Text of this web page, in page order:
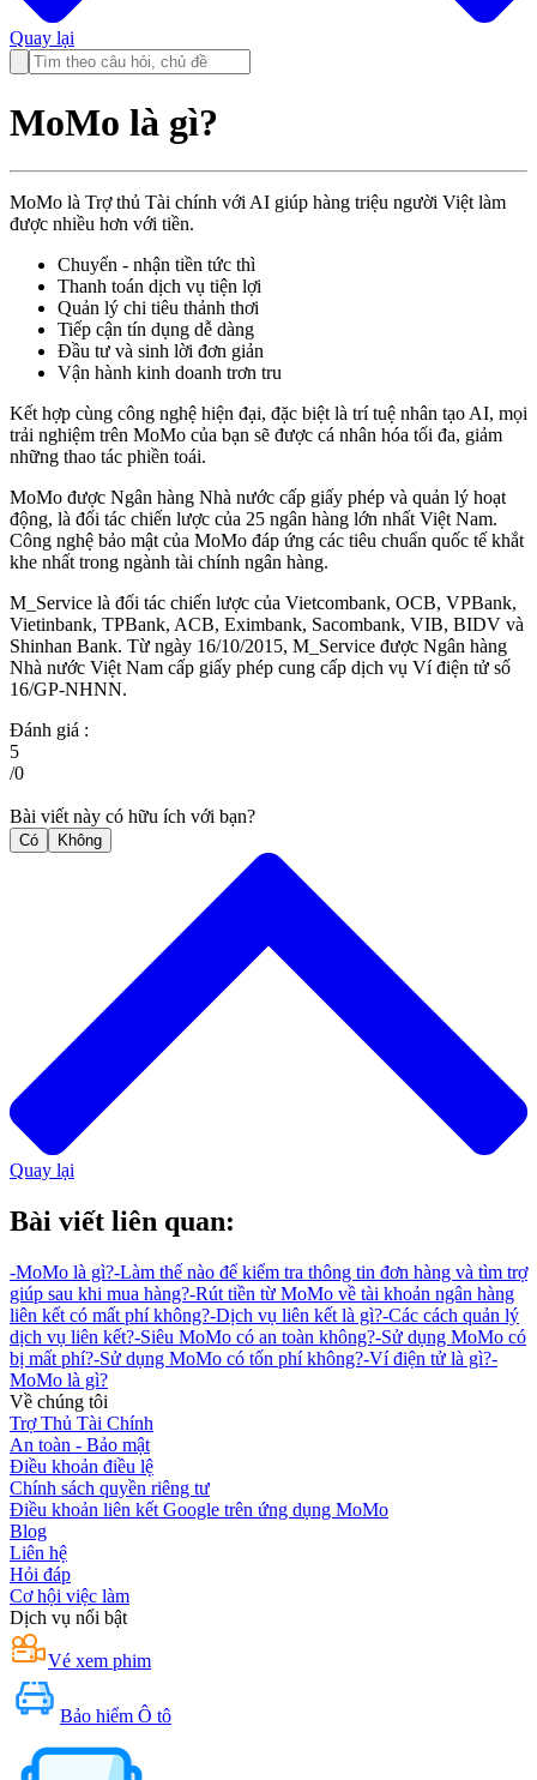
Quay lại
MoMo là gì?
MoMo là Trợ thủ Tài chính với AI giúp hàng triệu người Việt làm
được nhiều hơn với tiền.
Chuyển - nhận tiền tức thì
Thanh toán dịch vụ tiện lợi
Quản lý chi tiêu thảnh thơi
Tiếp cận tín dụng dễ dàng
Đầu tư và sinh lời đơn giản
Vận hành kinh doanh trơn tru
Kết hợp cùng công nghệ hiện đại, đặc biệt là trí tuệ nhân tạo AI, mọi
trải nghiệm trên MoMo của bạn sẽ được cá nhân hóa tối đa, giảm
những thao tác phiền toái.
MoMo được Ngân hàng Nhà nước cấp giấy phép và quản lý hoạt
động, là đối tác chiến lược của 25 ngân hàng lớn nhất Việt Nam.
Công nghệ bảo mật của MoMo đáp ứng các tiêu chuẩn quốc tế khắt
khe nhất trong ngành tài chính ngân hàng.
M_Service là đối tác chiến lược của Vietcombank, OCB, VPBank,
Vietinbank, TPBank, ACB, Eximbank, Sacombank, VIB, BIDV và
Shinhan Bank. Từ ngày 16/10/2015, M_Service được Ngân hàng
Nhà nước Việt Nam cấp giấy phép cung cấp dịch vụ Ví điện tử số
16/GP-NHNN.
Đánh giá :
5
/0
Bài viết này có hữu ích với bạn?
Có Không
Quay lại
Bài viết liên quan:
-MoMo là gì?-Làm thế nào để kiểm tra thông tin đơn hàng và tìm trợ
giúp sau khi mua hàng?-Rút tiền từ MoMo về tài khoản ngân hàng
liên kết có mất phí không?-Dịch vụ liên kết là gì?-Các cách quản lý
dịch vụ liên kết?-Siêu MoMo có an toàn không?-Sử dụng MoMo có
bị mất phí?-Sử dụng MoMo có tốn phí không?-Ví điện tử là gì?-
MoMo là gì?
Về chúng tôi
Trợ Thủ Tài Chính
An toàn - Bảo mật
Điều khoản điều lệ
Chính sách quyền riêng tư
Điều khoản liên kết Google trên ứng dụng MoMo
Blog
Liên hệ
Hỏi đáp
Cơ hội việc làm
Dịch vụ nổi bật
Vé xem phim
Bảo hiểm Ô tô